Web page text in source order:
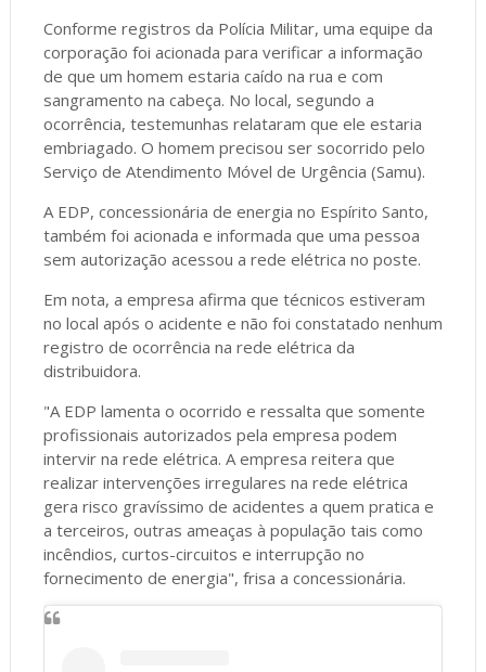
Conforme registros da Polícia Militar, uma equipe da
corporação foi acionada para verificar a informação
de que um homem estaria caído na rua e com
sangramento na cabeça. No local, segundo a
ocorrência, testemunhas relataram que ele estaria
embriagado. O homem precisou ser socorrido pelo
Serviço de Atendimento Móvel de Urgência (Samu).
A EDP, concessionária de energia no Espírito Santo,
também foi acionada e informada que uma pessoa
sem autorização acessou a rede elétrica no poste.
Em nota, a empresa afirma que técnicos estiveram
no local após o acidente e não foi constatado nenhum
registro de ocorrência na rede elétrica da
distribuidora.
"A EDP lamenta o ocorrido e ressalta que somente
profissionais autorizados pela empresa podem
intervir na rede elétrica. A empresa reitera que
realizar intervenções irregulares na rede elétrica
gera risco gravíssimo de acidentes a quem pratica e
a terceiros, outras ameaças à população tais como
incêndios, curtos-circuitos e interrupção no
fornecimento de energia", frisa a concessionária.